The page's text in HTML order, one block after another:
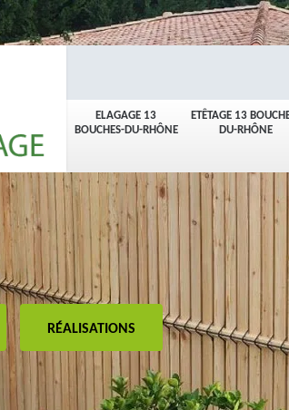
ELAGAGE 13
BOUCHES-DU-RHÔNE
ETÊTAGE 13
DU-RHÔNE
RÉALISATIONS